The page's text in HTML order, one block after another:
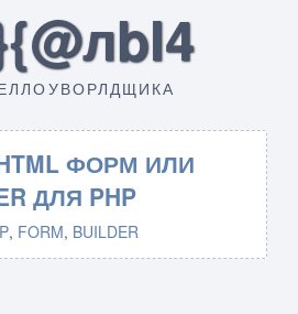
ФОРМ ИЛИ
ДЛЯ PHP
, FORM, BUILDER